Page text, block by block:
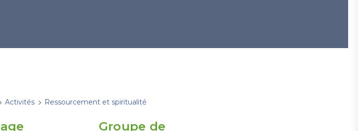
Activités Ressourcement et spiritualité
Groupe de